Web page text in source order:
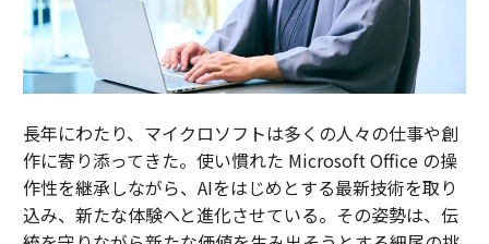
長年にわたり、マイクロソフトは多くの人々の仕事や創
作に寄り添ってきた。使い慣れた Microsoft Office の操
作性を継承しながら、AIをはじめとする最新技術を取り
込み、新たな体験へと進化させている。その姿勢は、伝